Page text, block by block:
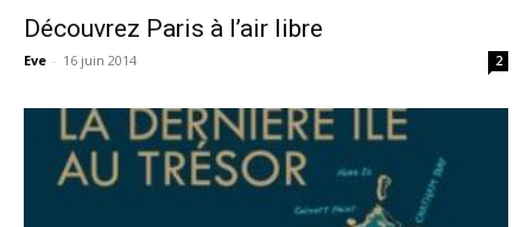
Découvrez Paris à l’air libre
Eve - 16 juin 2014 2